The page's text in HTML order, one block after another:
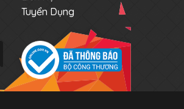
Tuyển Dụng